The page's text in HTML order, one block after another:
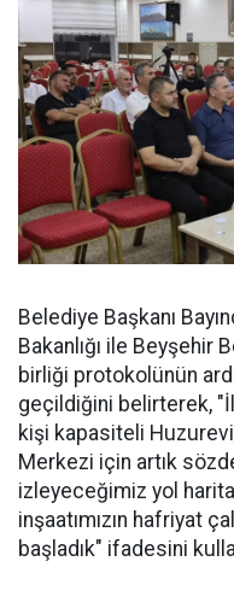
Belediye Başkanı
Bakanlığı ile Beyşehir
birliği protokolünün
geçildiğini belirterek,
kişi kapasiteli
Merkezi için artık
izleyeceğimiz yol
inşaatımızın hafriyat
başladık" ifadesini